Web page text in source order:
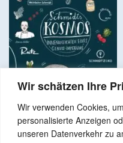
Wir schätzen Ihre
Wir verwenden Cookies,
personalisierte Anzeigen
unseren Datenverkehr zu